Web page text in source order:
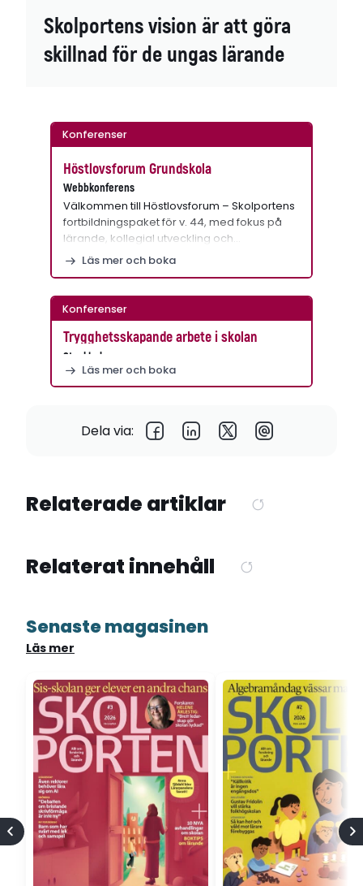
Skolportens vision är att göra
skillnad för de ungas lärande
Konferenser
Höstlovsforum Grundskola
Webbkonferens
Välkommen till Höstlovsforum – Skolportens
fortbildningspaket för v. 44, med fokus på
lärande, kollegial utveckling och…
Läs mer och boka
Konferenser
Trygghetsskapande arbete i skolan
Stockholm
Läs mer och boka
Dela via:
Relaterade artiklar
Relaterat innehåll
Senaste magasinen
Läs mer